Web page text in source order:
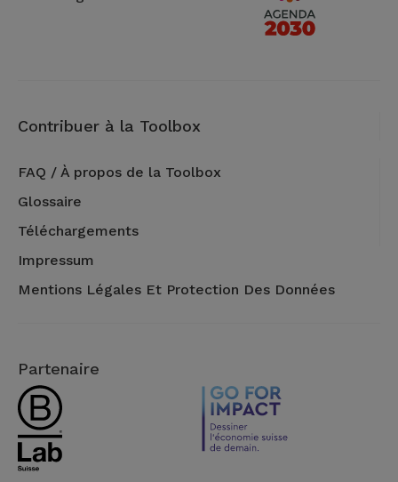
Contribuer à la Toolbox
FAQ / À propos de la Toolbox
Glossaire
Téléchargements
Impressum
Mentions Légales Et Protection Des Données
Partenaire